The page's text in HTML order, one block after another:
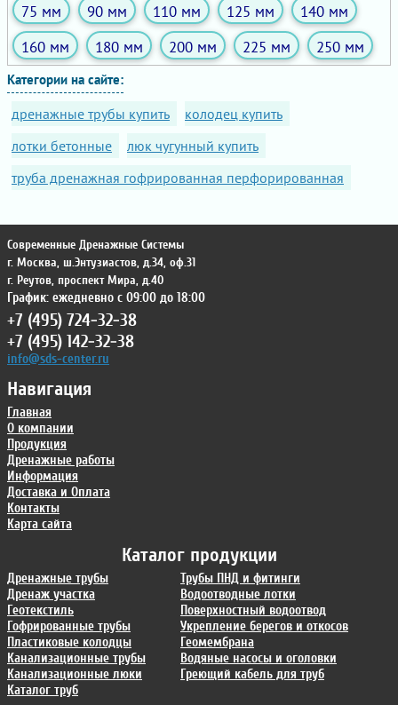
75 мм
90 мм 110 мм 125 мм
140 мм
160 мм
180 мм 200 мм 225 мм 250 мм
Категории на сайте:
дренажные трубы купить
колодец купить
лотки бетонные
люк чугунный купить
труба дренажная гофрированная перфорированная
Каталог продукции
Дренажные трубы
Дренаж участка
Геотекстиль
Гофрированные трубы
Пластиковые колодцы
Канализационные трубы
Канализационные люки
Каталог труб
Трубы ПНД и фитинги
Водоотводные лотки
Поверхностный водоотвод
Укрепление берегов и откосов
Геомембрана
Водяные насосы и оголовки
Греющий кабель для труб
Навигация
Главная
О компании
Продукция
Дренажные работы
Информация
Доставка и Оплата
Контакты
Карта сайта
Современные Дренажные Системы
г. Москва, ш.Энтузиастов, д.34, оф.31
г. Реутов, проспект Мира, д.40
График: ежедневно с 09:00 до 18:00
+7 (495) 724-32-38
+7 (495) 142-32-38
info@sds-center.ru